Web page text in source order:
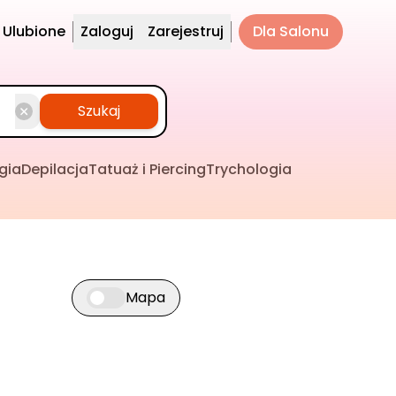
Ulubione Zaloguj Zarejestruj Dla Salonu
Szukaj
DepilacjaTatuaż i PiercingTrychologia
Przełącz widok mapy
Mapa